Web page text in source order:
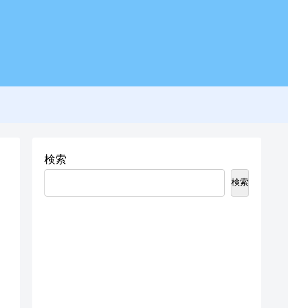
検索
検索